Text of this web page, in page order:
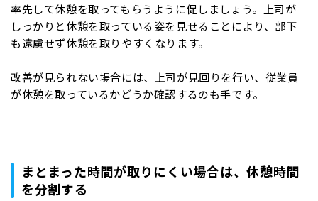
率先して休憩を取ってもらうように促しましょう。上司が
しっかりと休憩を取っている姿を見せることにより、部下
も遠慮せず休憩を取りやすくなります。
改善が見られない場合には、上司が見回りを行い、従業員
が休憩を取っているかどうか確認するのも手です。
まとまった時間が取りにくい場合は、休憩時間
を分割する